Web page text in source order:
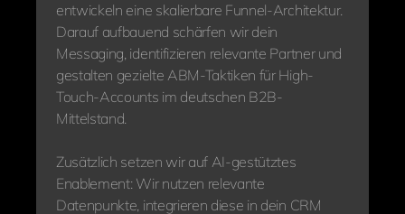
entwickeln eine skalierbare Funnel-Architektur.
Darauf aufbauend schärfen wir dein
Messaging, identifizieren relevante Partner und
gestalten gezielte ABM-Taktiken für High-
Touch-Accounts im deutschen B2B-
Mittelstand.
Zusätzlich setzen wir auf AI-gestütztes
Enablement: Wir nutzen relevante
Datenpunkte, integrieren diese in dein CRM